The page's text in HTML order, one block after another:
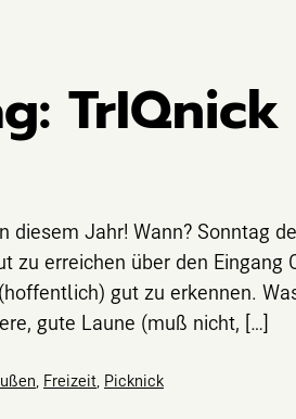
Jahr! Wann? Sonntag
zu erreichen über den Eingang
gut zu erkennen.
gute Laune (muß nicht, […]
Freizeit Picknick